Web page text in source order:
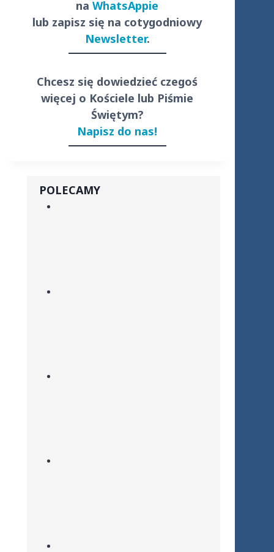
naWhatsAppie
lub zapisz się na cotygodniowy
Newsletter.
Chcesz się dowiedzieć czegoś
więcej o Kościele lub Piśmie
Świętym?
Napisz do nas!
POLECAMY